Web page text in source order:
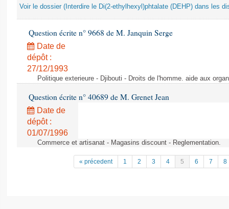
Voir le dossier (Interdire le Di(2-ethylhexyl)phtalate (DEHP) dans les
Question écrite n° 9668 de M. Janquin Serge
Date de
dépôt :
27/12/1993
Politique exterieure - Djibouti - Droits de l'homme. aide aux
Question écrite n° 40689 de M. Grenet Jean
Date de
dépôt :
01/07/1996
Commerce et artisanat - Magasins discount - Reglementation.
« précedent 1 2 3 4 5 6 7 8